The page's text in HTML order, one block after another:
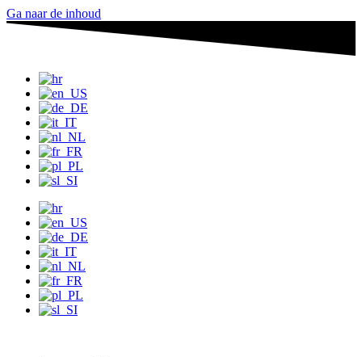
Ga naar de inhoud